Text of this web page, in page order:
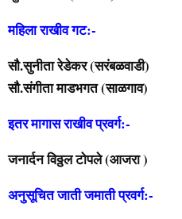
महिला राखीव गट:-
सौ.सुनीता रेडेकर (सरंबळवाडी)
सौ.संगीता माडभगत (साळगाव)
इतर मागास राखीव प्रवर्ग:-
जनार्दन विठ्ठल टोपले (आजरा )
अनुसूचित जाती जमाती प्रवर्ग:-